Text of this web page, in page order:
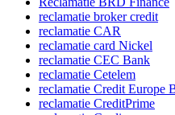
reclamatie broker credit
reclamatie CAR
reclamatie card Nickel
reclamatie CEC Bank
reclamatie Cetelem
reclamatie Credit Europe
reclamatie CreditPrime